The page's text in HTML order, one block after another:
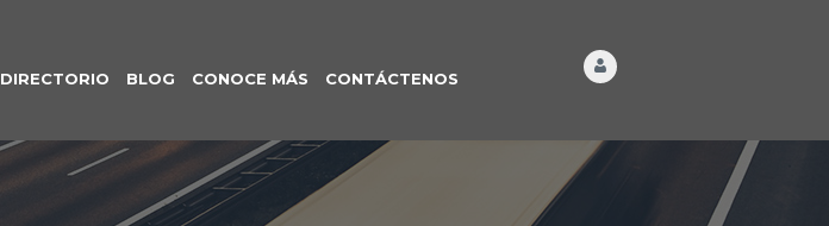
DIRECTORIO BLOG CONOCE MÁS CONTÁCTENOS